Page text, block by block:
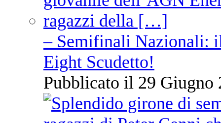
– Semifinali Nazionali:
Eight Scudetto!
Pubblicato il 29 Giugno